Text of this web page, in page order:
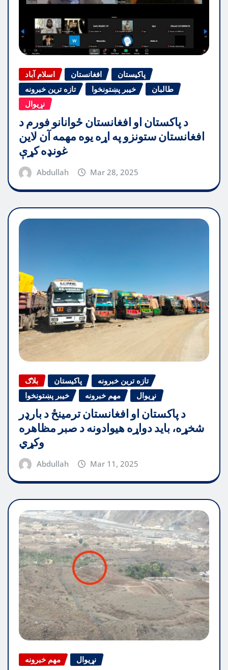
اسلام آباد افغانستان
پاکیستان
تازه ترین خبرونه
خیبر پښتونخوا
طالبان
نړیوال
د پاکستان او افغانستان ځوانانو فورم د
افغانستان ستونزو په اړه یوه مهمه آن لاین
غونډه کړې
Abdullah Mar 28, 2025
بلاګ پاکیستان
تازه ترین خبرونه
خیبر پښتونخوا
مهم خبرونه نړیوال
د پاکستان او افغانستان ترمینځ د بارډر
شخړه، باید دواړه هیوادونه د صبر مظاهره
وکړي
Abdullah Mar 11, 2025
مهم خبرونه نړیوال